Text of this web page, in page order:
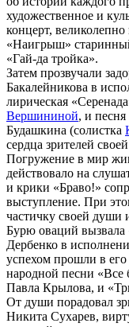
художественное и
концерт,
«Наигрыш»
«Гай-да тройка».
Затем прозвучали
Бакалейникова в
лирическая
Вершининой, и
Будашкина (солистка
сердца зрителей
Погружение в мир
действовало на
и крики «Браво!»
выступление. При
частичку своей души
Бурю оваций вызвала
Дербенко в
успехом прошли в
народной песни «Все
Павла Крылова, и
От души порадовал
Никита Сухарев,